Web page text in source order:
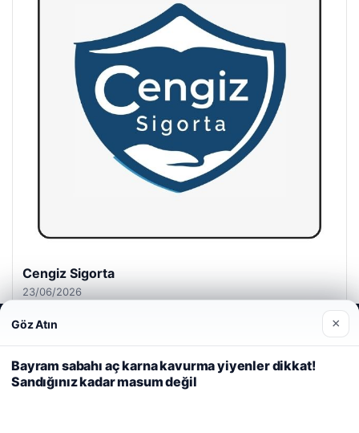
Cengiz Sigorta
23/06/2026
Web sitemizi nasıl kullandığınızı daha iyi anlayabilmek,
deneyiminizi kişiselleştirmek ve geliştirmek amacıyla çerezler
kullanıyoruz.
Çerez Politikamız
Reddet Kabul Et
Göz Atın ×
Bayram sabahı aç karna kavurma yiyenler dikkat!
Sandığınız kadar masum değil